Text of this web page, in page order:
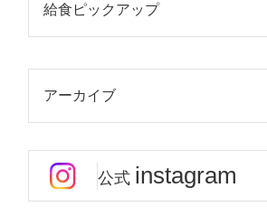
給食ピックアップ
アーカイブ
公式 instagram